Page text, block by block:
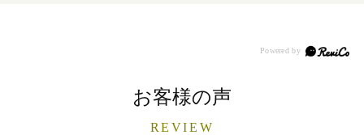
お客様の声
REVIEW